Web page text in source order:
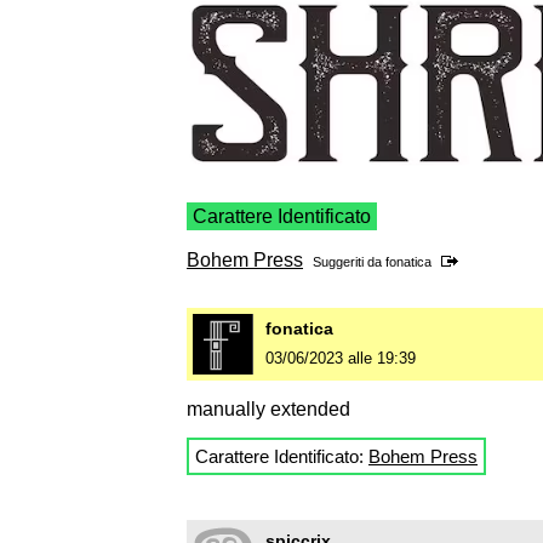
Carattere Identificato
Bohem Press Suggeriti da fonatica
fonatica
03/06/2023 alle 19:39
manually extended
Carattere Identificato: Bohem Press